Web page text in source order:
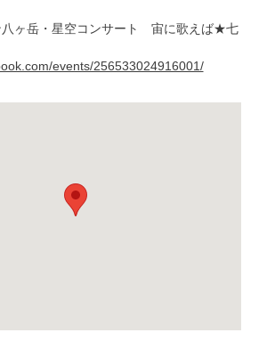
八ヶ岳・星空コンサート 宙に歌えば★七
events/256533024916001/